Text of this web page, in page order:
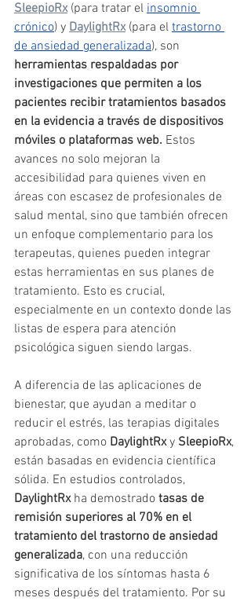
SleepioRx (para tratar el insomnio
crónico) y DaylightRx (para el trastorno
de ansiedad generalizada), son
herramientas respaldadas por
investigaciones que permiten a los
pacientes recibir tratamientos basados
en la evidencia a través de dispositivos
móviles o plataformas web. Estos
avances no solo mejoran la
accesibilidad para quienes viven en
áreas con escasez de profesionales de
salud mental, sino que también ofrecen
un enfoque complementario para los
terapeutas, quienes pueden integrar
estas herramientas en sus planes de
tratamiento. Esto es crucial,
especialmente en un contexto donde las
listas de espera para atención
psicológica siguen siendo largas.
A diferencia de las aplicaciones de
bienestar, que ayudan a meditar o
reducir el estrés, las terapias digitales
aprobadas, como DaylightRx y SleepioRx,
están basadas en evidencia científica
sólida. En estudios controlados,
DaylightRx ha demostrado tasas de
remisión superiores al 70% en el
tratamiento del trastorno de ansiedad
generalizada, con una reducción
significativa de los síntomas hasta 6
meses después del tratamiento. Por su